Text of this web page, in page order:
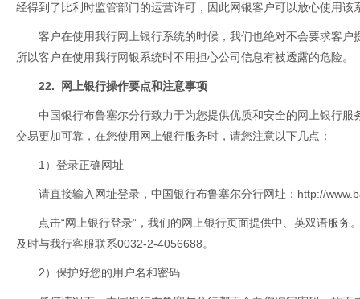
经得到了比利时监管部门的运营许可，因此网银客户可以放心使用该
客户在使用我行网上银行系统的时候，我们也绝对不会要求客
所以客户在使用我行网银系统时不用担心公司信息有被透露的危险。
22. 网上银行操作要点和注意事项
中国银行布鲁塞尔分行致力于为您提供优质和安全的网上银行
交易更加可靠，在您使用网上银行服务时，请您注意以下几点：
1）登录正确网址
请直接输入网址登录，中国银行布鲁塞尔分行网址： http://
点击“网上银行登录”，我们的网上银行页面提供中、英双语服务
及时与我行客服联系0032-2-4056688。
2）保护好您的用户名和密码